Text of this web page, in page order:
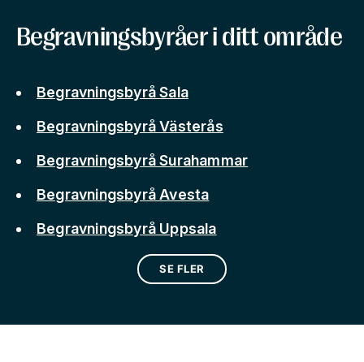
Begravningsbyråer i ditt område
Begravningsbyrå Sala
Begravningsbyrå Västerås
Begravningsbyrå Surahammar
Begravningsbyrå Avesta
Begravningsbyrå Uppsala
SE FLER